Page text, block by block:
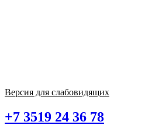
Версия для слабовидящих
+7 3519 24 36 78